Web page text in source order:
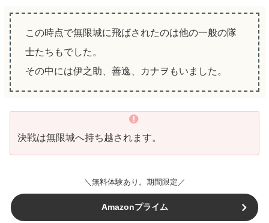
この時点で無限城に飛ばされたのは他の一般の隊
士たちもでした。
その中には伊之助、善逸、カナヲもいました。
決戦は無限城へ持ち越されます。
＼無料体験あり。期間限定／
Amazonプライム